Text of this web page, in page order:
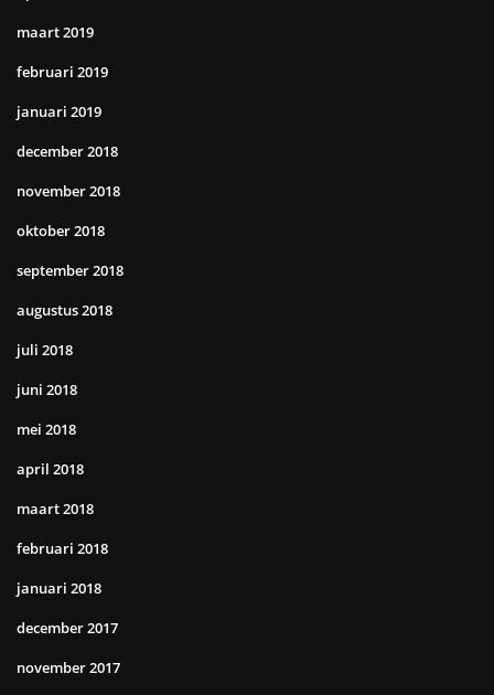
maart 2019
februari 2019
januari 2019
december 2018
november 2018
oktober 2018
september 2018
augustus 2018
juli 2018
juni 2018
mei 2018
april 2018
maart 2018
februari 2018
januari 2018
december 2017
november 2017